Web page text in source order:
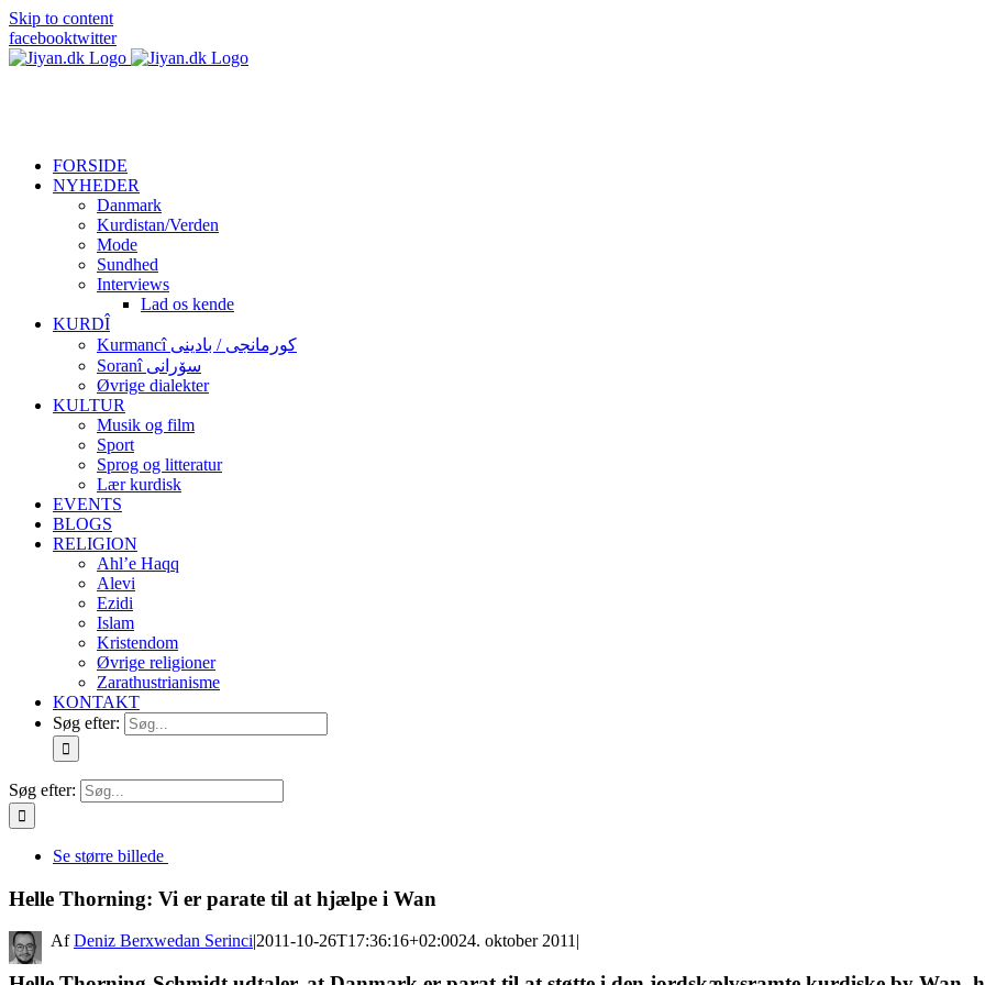
Skip to content
facebooktwitter
FORSIDE
NYHEDER
Danmark
Kurdistan/Verden
Mode
Sundhed
Interviews
Lad os kende
KURDÎ
Kurmancî کورمانجی / بادینی
Soranî سۆرانی
Øvrige dialekter
KULTUR
Musik og film
Sport
Sprog og litteratur
Lær kurdisk
EVENTS
BLOGS
RELIGION
Ahl’e Haqq
Alevi
Ezidi
Islam
Kristendom
Øvrige religioner
Zarathustrianisme
KONTAKT
Søg efter:
Søg efter:
Se større billede
Helle Thorning: Vi er parate til at hjælpe i Wan
By Deniz Berxwedan Serinci|2011-10-26T17:36:16+02:0024. oktober 2011|